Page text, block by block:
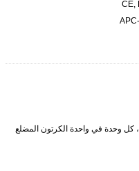
CE,
كل وحدة في واحدة الكرتون المضلع